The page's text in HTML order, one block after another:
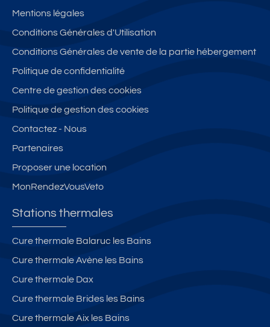
Mentions légales
Conditions Générales d'Utilisation
Conditions Générales de vente de la partie hébergement
Politique de confidentialité
Centre de gestion des cookies
Politique de gestion des cookies
Contactez - Nous
Partenaires
Proposer une location
MonRendezVousVeto
Stations thermales
Cure thermale Balaruc les Bains
Cure thermale Avène les Bains
Cure thermale Dax
Cure thermale Brides les Bains
Cure thermale Aix les Bains